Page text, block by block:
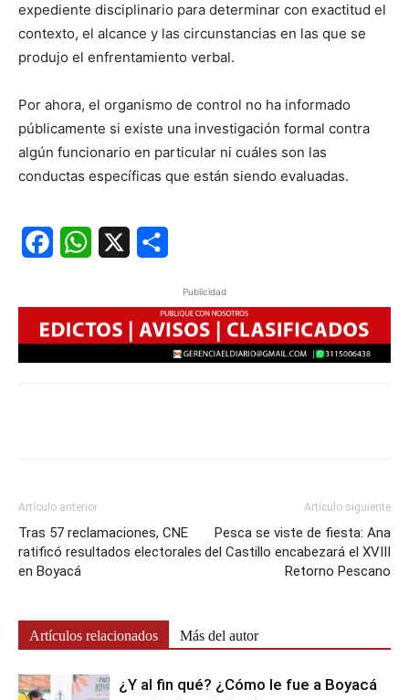
expediente disciplinario para determinar con exactitud el
contexto, el alcance y las circunstancias en las que se
produjo el enfrentamiento verbal.
Por ahora, el organismo de control no ha informado
públicamente si existe una investigación formal contra
algún funcionario en particular ni cuáles son las
conductas específicas que están siendo evaluadas.
FacebookWhatsApp
Publicidad
Artículo anterior
Tras 57 reclamaciones, CNE
ratificó resultados electorales
en Boyacá
Artículo siguiente
Pesca se viste de fiesta: Ana
del Castillo encabezará el XVIII
Retorno Pescano
Artículos relacionados Más del autor
¿Y al fin qué? ¿Cómo le fue a Boyacá